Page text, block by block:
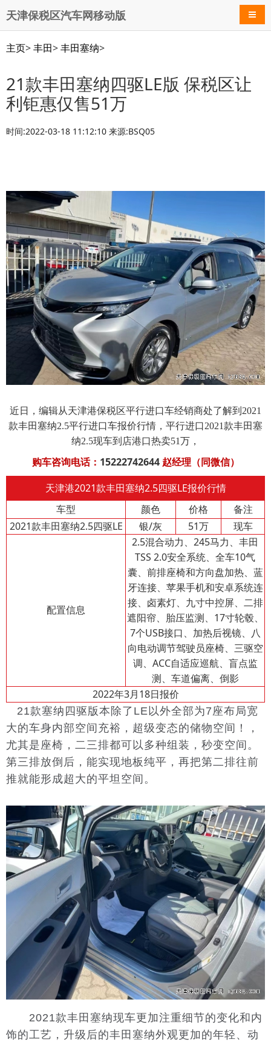
天津保税区汽车网移动版 导航
主页>丰田>丰田塞纳>
21款丰田塞纳四驱LE版 保税区让
利钜惠仅售51万
时间:2022-03-18 11:12:10 来源:BSQ05
近日，编辑从天津港保税区平行进口车经销商处了解到2021
款丰田塞纳2.5平行进口车报价行情，平行进口2021款丰田塞
纳2.5现车到店港口热卖51万，
购车咨询电话： 15222742644赵经理（同微信）
天津港2021款丰田塞纳2.5四驱LE报价行情
车型
颜色 价格
备注
2021款丰田塞纳2.5四驱LE
银/灰 51万 现车
配置信息
2.5混合动力、245马力、丰田
TSS 2.0安全系统、全车10气
囊、前排座椅和方向盘加热、蓝
牙连接、苹果手机和安卓系统连
接、卤素灯、九寸中控屏、二排
遮阳帘、胎压监测、17寸轮毂、
7个USB接口、加热后视镜、八
向电动调节驾驶员座椅、三驱空
调、ACC自适应巡航、盲点监
测、车道偏离、倒影
2022年3月18日报价
21款塞纳四驱版本除了LE以外全部为7座布局宽
大的车身内部空间充裕，超级变态的储物空间！，
尤其是座椅，二三排都可以多种组装，秒变空间。
第三排放倒后，能实现地板纯平，再把第二排往前
推就能形成超大的平坦空间。
2021款丰田塞纳现车更加注重细节的变化和内
饰的工艺，升级后的丰田塞纳外观更加的年轻、动